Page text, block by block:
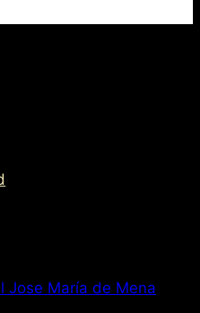
Jose María de Mena